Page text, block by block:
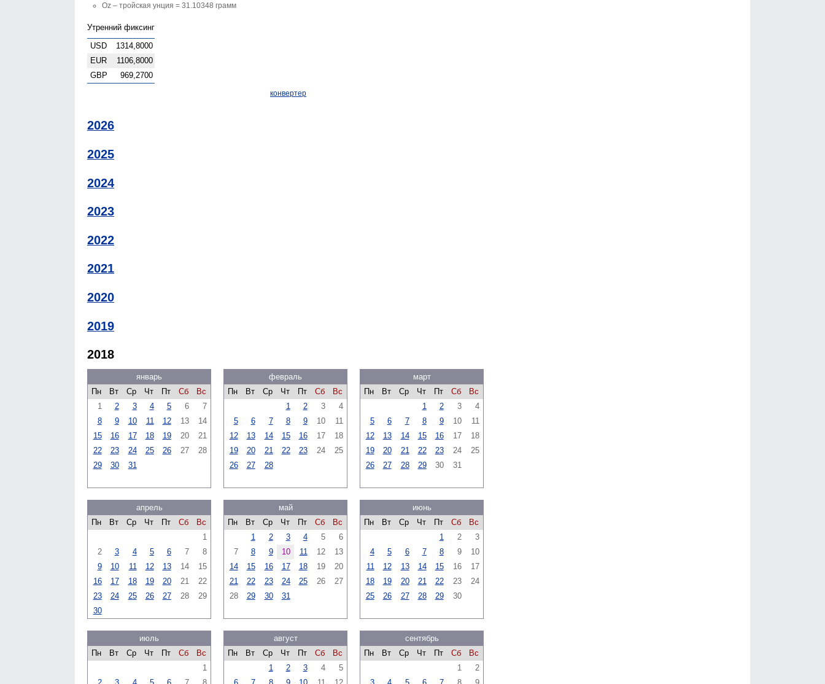
Oz – тройская унция = 31.10348 грамм
Утренний фиксинг
USD
1314,8000
EUR
1106,8000
GBP
969,2700
конвертер
2026
2025
2024
2023
2022
2021
2020
2019
2018
январь
Пн
Вт Ср Чт Пт Сб
Вс
1
2 3 4 5 6
7
8
9 10 11 12 13
14
15
16 17 18 19 20
21
22
23 24 25 26 27
28
29
30 31
февраль
Пн
Вт Ср Чт Пт Сб
Вс
1
2 3
4
5
6 7 8 9 10
11
12
13 14 15 16 17
18
19
20 21 22 23 24
25
26
27 28
март
Пн
Вт Ср Чт Пт Сб
Вс
1
2 3
4
5
6 7 8 9 10
11
12
13 14 15 16 17
18
19
20 21 22 23 24
25
26
27 28 29 30 31
апрель
Пн
Вт Ср Чт Пт Сб
Вс
1
2
3 4 5 6 7
8
9
10 11 12 13 14
15
16
17 18 19 20 21
22
23
24 25 26 27 28
29
30
май
Пн
Вт Ср Чт Пт Сб
Вс
1
2 3 4 5
6
7
8 9 10 11 12
13
14
15 16 17 18 19
20
21
22 23 24 25 26
27
28
29 30 31
июнь
Пн
Вт Ср Чт Пт Сб
Вс
1
2
3
4
5 6 7 8 9
10
11
12 13 14 15 16
17
18
19 20 21 22 23
24
25
26 27 28 29 30
июль
Пн
Вт Ср Чт Пт Сб
Вс
1
август
Пн
Вт Ср Чт Пт Сб
Вс
1
2 3 4
5
сентябрь
Пн
Вт Ср Чт Пт Сб
Вс
1
2